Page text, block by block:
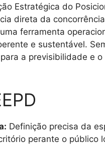
Estratégica do
direta da
ferramenta
e sustentável.
a previsibilidade e
Definição precisa da
perante o público